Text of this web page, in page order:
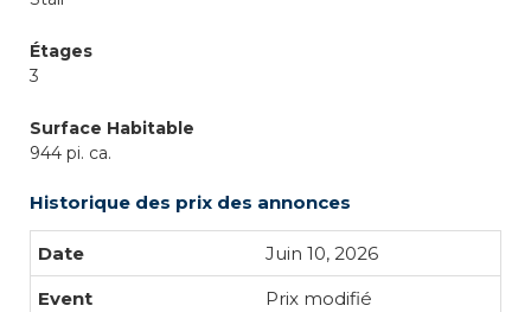
Étages
3
Surface Habitable
944 pi. ca.
Historique des prix des annonces
Juin 10, 2026
Prix modifié